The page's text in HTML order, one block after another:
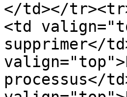
</td></
<td
supprimer</
processus</